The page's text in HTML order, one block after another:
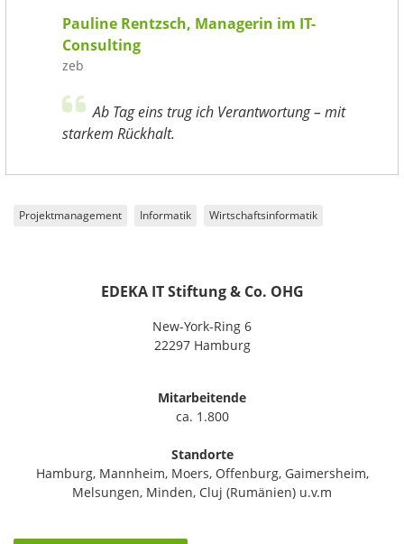
Pauline Rentzsch, Managerin im IT-
Consulting
zeb
Ab Tag eins trug ich Verantwortung – mit
starkem Rückhalt.
Projektmanagement Informatik Wirtschaftsinformatik
EDEKA IT Stiftung & Co. OHG
New-York-Ring 6
22297 Hamburg
Mitarbeitende
ca. 1.800
Standorte
Hamburg, Mannheim, Moers, Offenburg, Gaimersheim,
Melsungen, Minden, Cluj (Rumänien) u.v.m